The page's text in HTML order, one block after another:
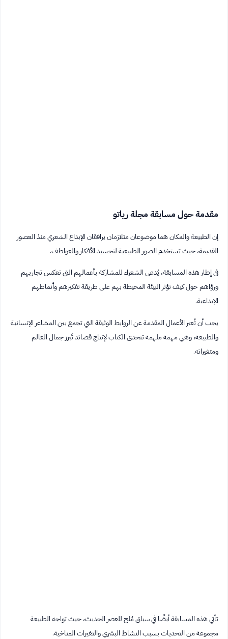
مقدمة حول مسابقة مجلة رياتو
إن الطبيعة والمكان هما موضوعان متلازمان يرافقان الإبداع الشعري منذ العصور
القديمة، حيث تستخدم الصور الطبيعية لتجسيد الأفكار والعواطف.
في إطار هذه المسابقة، يُدعى الشعراء للمشاركة بأعمالهم التي تعكس تجاربهم
ورؤاهم حول كيف تؤثر البيئة المحيطة بهم على طريقة تفكيرهم وأنماطهم
الإبداعية.
يجب أن تُعبر الأعمال المقدمة عن الروابط الوثيقة التي تجمع بين المشاعر الإنسانية
والطبيعة، وهي مهمة ملهمة تتحدى الكتاب لإنتاج قصائد تُبرز جمال العالم
ومتغيراته.
تأتي هذه المسابقة أيضًا في سياق مُلح للعصر الحديث، حيث تواجه الطبيعة
مجموعة من التحديات بسبب النشاط البشري والتغيرات المناخية.